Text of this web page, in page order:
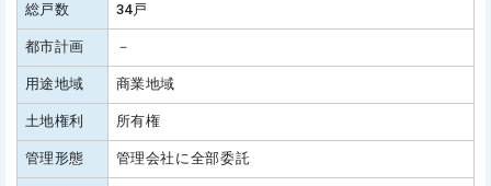
総戸数 34戸
都市計画 －
用途地域 商業地域
土地権利 所有権
管理形態 管理会社に全部委託